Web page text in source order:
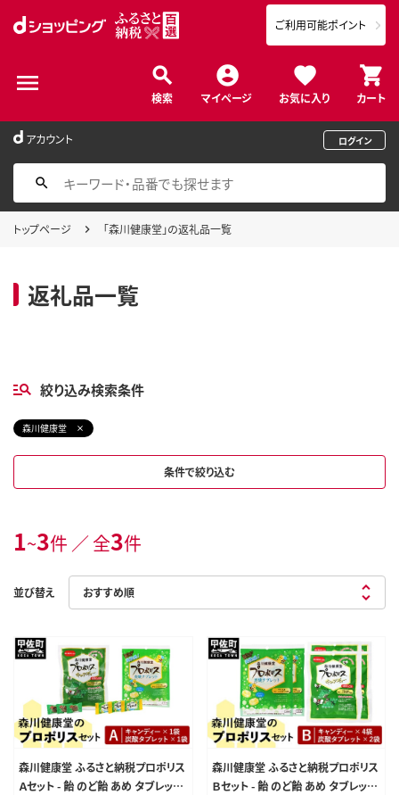
検索 マイページ お気に入り カート
ご利用可能ポイント
アカウント ログイン
トップページ 「森川健康堂」の返礼品一覧
返礼品一覧
絞り込み検索条件
森川健康堂
条件で絞り込む
1~3件 ／ 全3件
並び替え
森川健康堂 ふるさと納税プロポリス
Ａセット - 飴 のど飴 あめ タブレット
森川健康堂 ふるさと納税プロポリス
Ｂセット - 飴 のど飴 あめ タブレット